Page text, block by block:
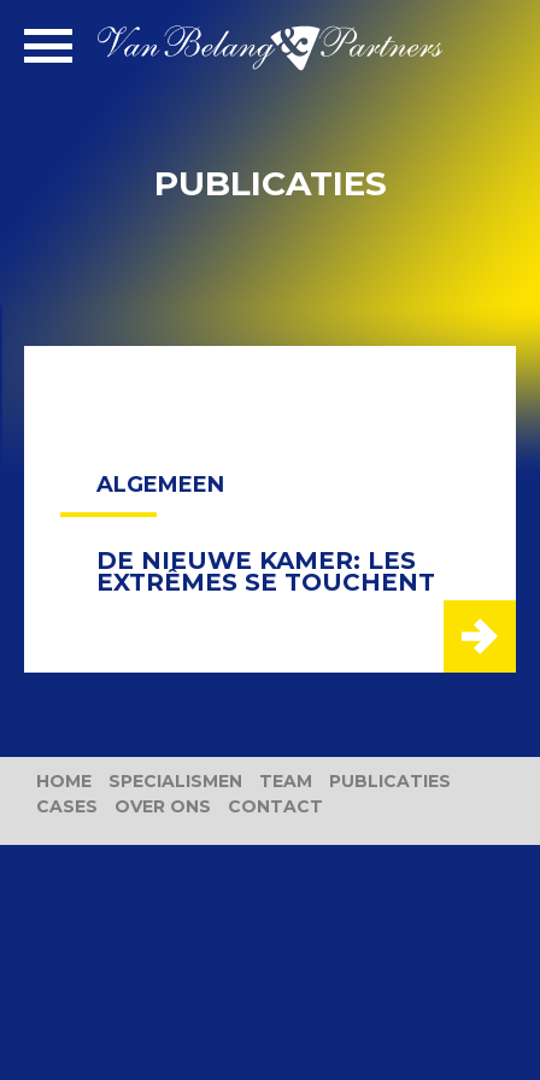
Spring
naar
PUBLICATIES
ALGEMEEN
DE NIEUWE KAMER: LES
EXTRÊMES SE TOUCHENT
HOME SPECIALISMEN TEAM
PUBLICATIES
CASES
OVER ONS CONTACT